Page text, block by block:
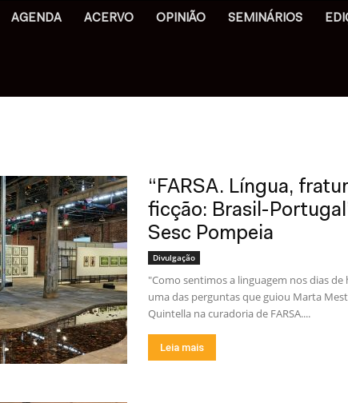
AGENDA ACERVO OPINIÃO SEMINÁRIOS
“FARSA. Língua,
ficção: Brasil-
Sesc Pompeia
Divulgação
"Como sentimos a linguagem nos dias de
uma das perguntas que guiou Marta
Quintella na curadoria de FARSA....
Leia mais